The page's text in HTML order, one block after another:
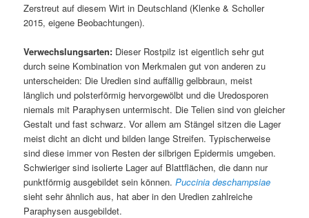
Zerstreut auf diesem Wirt in Deutschland (Klenke & Scholler
2015, eigene Beobachtungen).
Verwechslungsarten: Dieser Rostpilz ist eigentlich sehr gut
durch seine Kombination von Merkmalen gut von anderen zu
unterscheiden: Die Uredien sind auffällig gelbbraun, meist
länglich und polsterförmig hervorgewölbt und die Uredosporen
niemals mit Paraphysen untermischt. Die Telien sind von gleicher
Gestalt und fast schwarz. Vor allem am Stängel sitzen die Lager
meist dicht an dicht und bilden lange Streifen. Typischerweise
sind diese immer von Resten der silbrigen Epidermis umgeben.
Schwieriger sind isolierte Lager auf Blattflächen, die dann nur
punktförmig ausgebildet sein können.Puccinia deschampsiae
sieht sehr ähnlich aus, hat aber in den Uredien zahlreiche
Paraphysen ausgebildet.